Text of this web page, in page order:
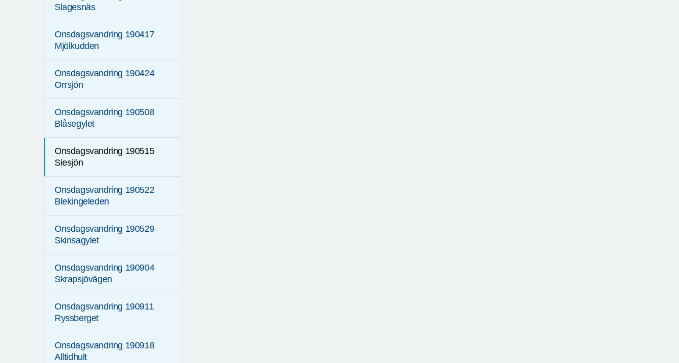
Slagesnäs
Onsdagsvandring 190417
Mjölkudden
Onsdagsvandring 190424
Orrsjön
Onsdagsvandring 190508
Blåsegylet
Onsdagsvandring 190515
Siesjön
Onsdagsvandring 190522
Blekingeleden
Onsdagsvandring 190529
Skinsagylet
Onsdagsvandring 190904
Skrapsjövägen
Onsdagsvandring 190911
Ryssberget
Onsdagsvandring 190918
Alltidhult